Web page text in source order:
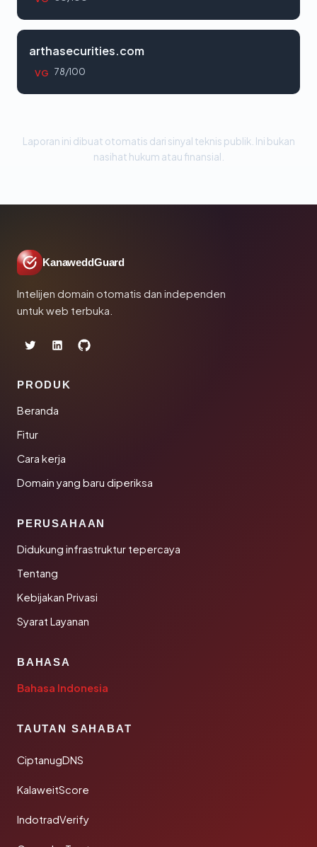
arthasecurities.com
VG 78/100
Laporan ini dibuat otomatis dari sinyal teknis publik. Ini bukan
nasihat hukum atau finansial.
KanaweddGuard
Intelijen domain otomatis dan independen
untuk web terbuka.
PRODUK
Beranda
Fitur
Cara kerja
Domain yang baru diperiksa
PERUSAHAAN
Didukung infrastruktur tepercaya
Tentang
Kebijakan Privasi
Syarat Layanan
BAHASA
Bahasa Indonesia
TAUTAN SAHABAT
CiptanugDNS
KalaweitScore
IndotradVerify